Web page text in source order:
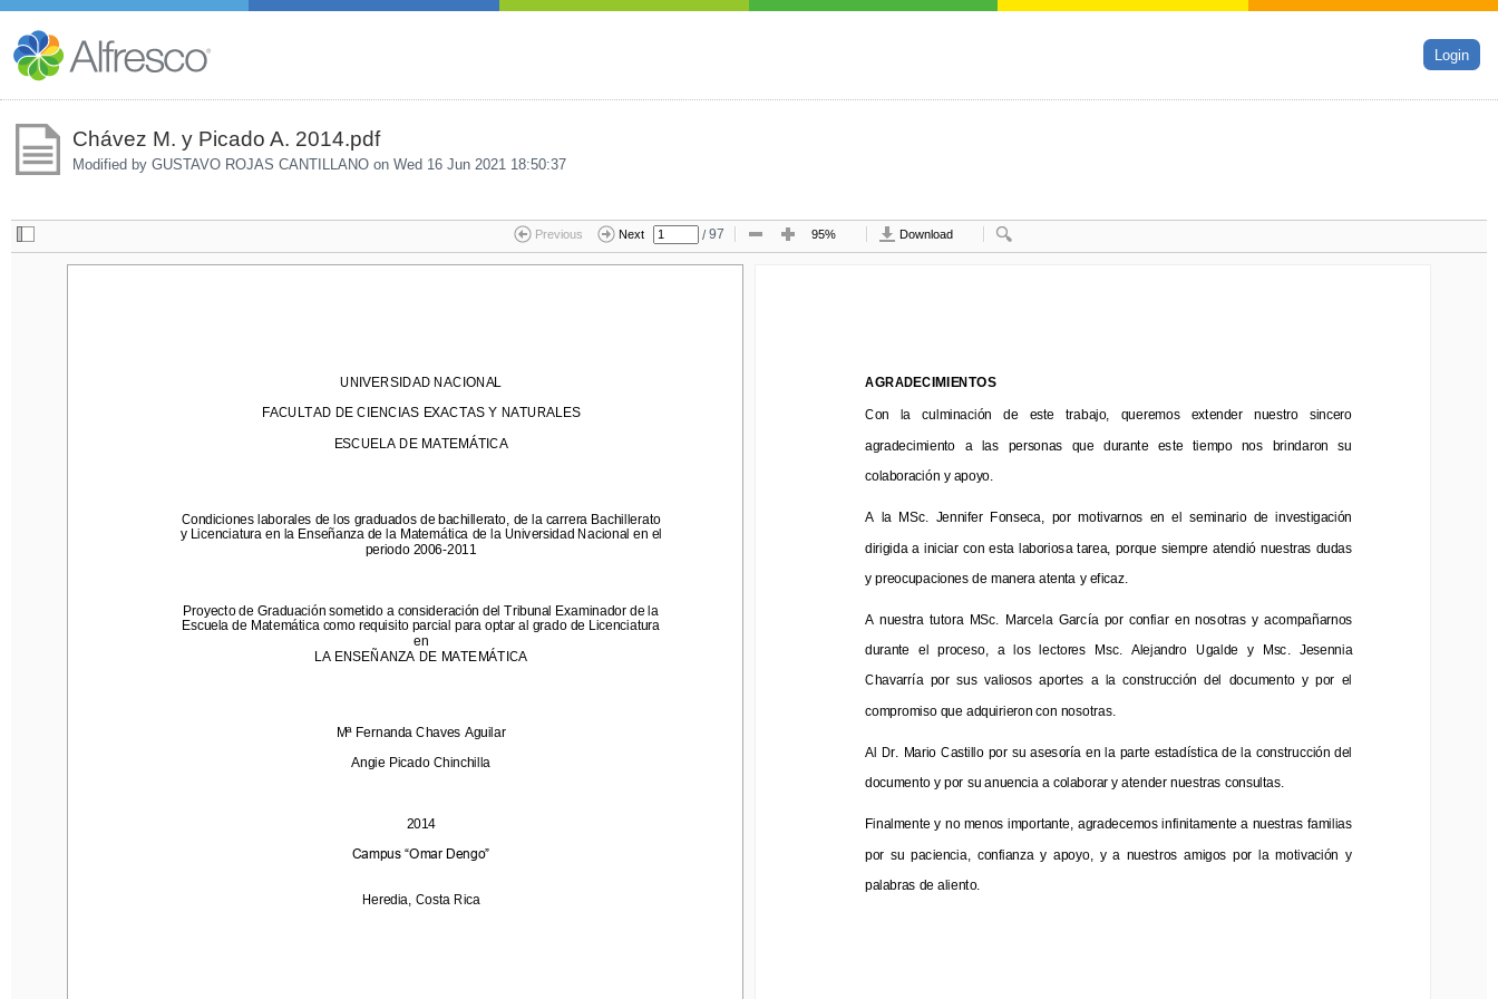
Login
Chávez M. y Picado A. 2014.pdf
Modified by GUSTAVO ROJAS CANTILLANO on Wed 16 Jun 2021 18:50:37
Previous Next / 97 95% Download
UNIVERSIDAD NACIONAL
FACULTAD DE CIENCIAS EXACTAS Y NATURALES
ESCUELA DE MATEMÁTICA
y Licenciatura en la Enseñanza de la Matemática de la Universidad Nacional en el
periodo 2006-2011
Escuela de Matemática como requisito parcial para optar al grado de Licenciatura
en
LA ENSEÑANZA DE MATEMÁTICA
UNIVERSIDAD NACIONAL
FACULTAD DE CIENCIAS EXACTAS Y NATURALES
ESCUELA DE MATEMÁTICA
Condiciones laborales de los graduados de bachillerato, de la carrera Bachillerato
y Licenciatura en la Enseñanza de la Matemática de la Universidad Nacional en el
periodo 2006-2011
Proyecto de Graduación sometido a consideración del Tribunal Examinador de la
Escuela de Matemática como requisito parcial para optar al grado de Licenciatura
en
LA ENSEÑANZA DE MATEMÁTICA
Mª Fernanda Chaves Aguilar
Angie Picado Chinchilla
2014
Campus “Omar Dengo”
Heredia, Costa Rica
AGRADECIMIENTOS
Con   la   culminación   de   este   trabajo,   queremos   extender   nuestro   sincero
agradecimiento   a   las   personas   que   durante   este   tiempo   nos   brindaron   su
colaboración y apoyo.
por  su  paciencia,  confianza  y  apoyo,  y  a  nuestros  amigos  por  la  motivación  y
palabras de aliento.
AGRADECIMIENTOS
Con   la   culminación   de   este   trabajo,   queremos   extender   nuestro   sincero
agradecimiento   a   las   personas   que   durante   este   tiempo   nos   brindaron   su
colaboración y apoyo.
A  la  MSc.  Jennifer  Fonseca,  por  motivarnos  en  el  seminario  de  investigación
dirigida  a iniciar con esta laboriosa tarea, porque siempre  atendió nuestras dudas
y preocupaciones de manera atenta y eficaz.
A  nuestra  tutora  MSc.  Marcela  García  por  confiar  en  nosotras  y  acompañarnos
durante  el  proceso,  a  los  lectores  Msc.  Alejandro
Ugalde  y  Msc.  Jesennia
Chavarría  por  sus  valiosos  aportes  a  la  construcción  del  documento  y  por  el
compromiso que adquirieron con nosotras.
Al Dr. Mario Castillo por su asesoría en la parte estadística de la construcción del
documento y por su anuencia a colaborar y atender nuestras consultas.
Finalmente y no menos importante, agradecemos infinitamente a nuestras familias
por  su  paciencia,  confianza  y  apoyo,  y  a  nuestros  amigos  por  la  motivación  y
palabras de aliento.